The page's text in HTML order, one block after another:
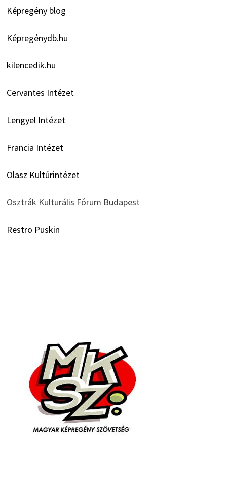
Képregény blog
Képregénydb.hu
kilencedik.hu
Cervantes Intézet
Lengyel Intézet
Francia Intézet
Olasz Kultúrintézet
Osztrák Kulturális Fórum Budapest
Restro Puskin